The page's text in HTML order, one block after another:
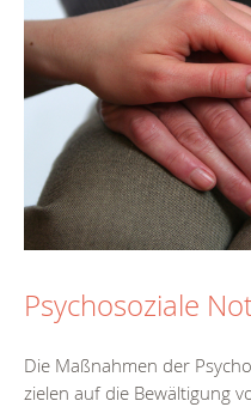
Psychosoziale
Die Maßnahmen der
zielen auf die Bewältigung